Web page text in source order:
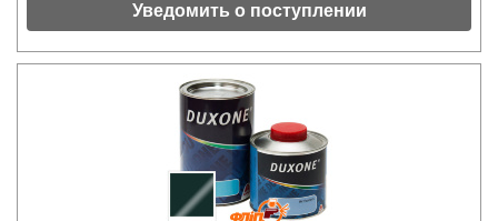
Уведомить о поступлении